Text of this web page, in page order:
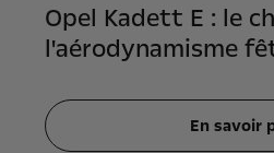
Opel Kadett E : le
l'aérodynamisme
En savoir